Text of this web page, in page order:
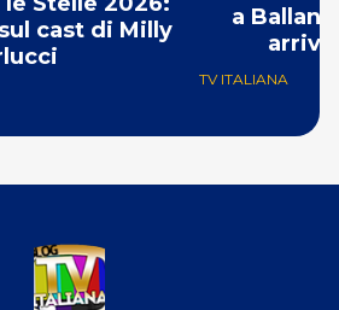
cast di Milly
a
TV ITALIANA